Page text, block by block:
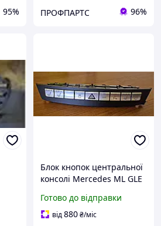
95% ПРОФПАРТС 96%
Блок кнопок центральної
консолі Mercedes ML GLE
A1668702610 оригінал б/в
Готово до відправки
від880₴/міс